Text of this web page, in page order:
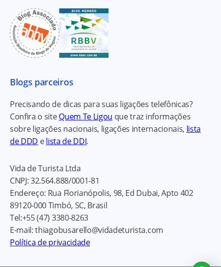
Blogs parceiros
Precisando de dicas para suas ligações telefônicas?
Confira o siteQuem Te Ligou que traz informações
sobre ligações nacionais, ligações internacionais, lista
de DDD elista de DDI.
Vida de Turista Ltda
CNPJ:32.564.888/0001-81
Endereço: Rua Florianópolis, 98, Ed Dubai, Apto 402
89120-000Timbó, SC, Brasil
Tel:+55 (47) 3380-8263
E-mail:thiagobusarello@vidadeturista.com
Política de privacidade